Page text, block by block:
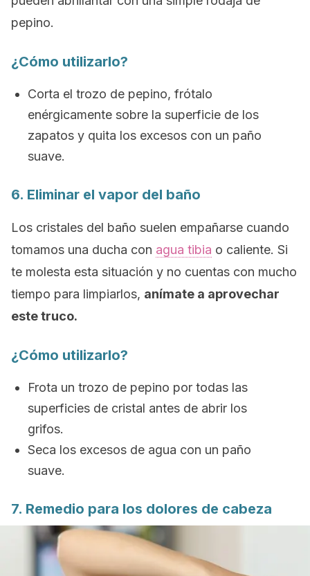
pepino.
¿Cómo utilizarlo?
Corta el trozo de pepino, frótalo
enérgicamente sobre la superficie de los
zapatos y quita los excesos con un paño
suave.
6. Eliminar el vapor del baño
Los cristales del baño suelen empañarse cuando
tomamos una ducha con agua tibia o caliente. Si
te molesta esta situación y no cuentas con mucho
tiempo para limpiarlos, anímate a aprovechar
este truco.
¿Cómo utilizarlo?
Frota un trozo de pepino por todas las
superficies de cristal antes de abrir los
grifos.
Seca los excesos de agua con un paño
suave.
7. Remedio para los dolores de cabeza